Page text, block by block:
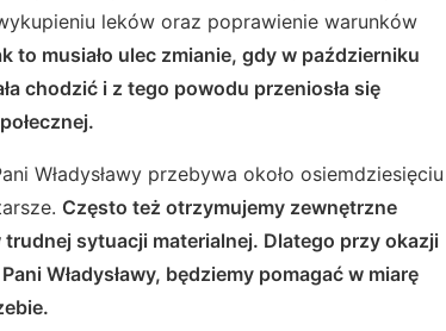
leków oraz poprawienie warunków
to musiało ulec zmianie, gdy w październiku
chodzić i z tego powodu przeniosła się
Władysławy przebywa około osiemdziesięciu
Często też otrzymujemy zewnętrzne
trudnej sytuacji materialnej. Dlatego przy okazji
Władysławy, będziemy pomagać w miarę